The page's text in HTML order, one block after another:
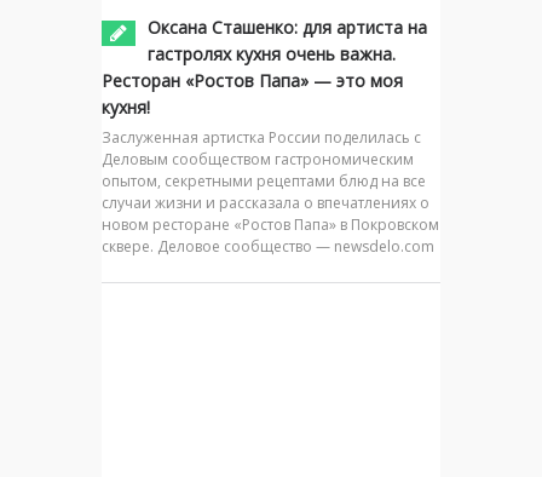
Оксана Сташенко: для артиста на
гастролях кухня очень важна.
Ресторан «Ростов Папа» — это моя
кухня!
Заслуженная артистка России поделилась с
Деловым сообществом гастрономическим
опытом, секретными рецептами блюд на все
случаи жизни и рассказала о впечатлениях о
новом ресторане «Ростов Папа» в Покровском
сквере. Деловое сообщество — newsdelo.com